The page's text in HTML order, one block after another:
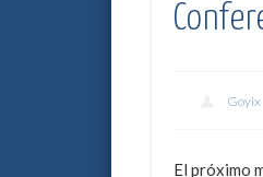
Goyix
El próximo